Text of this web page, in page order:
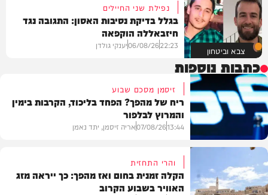
צבא וביטחון
נפילת שני החיילים
בגלל בדיקת נסיבות האסון: התגובה נגד
חיזבאללה הוקפאה
22:23
06/08/26יענקי גולדן
כתבות נוספות
פוליטי
זיסמן מסכם שבוע
ריח של מהפך? הפחד בליכוד, הקרבות בימין
והמרוץ לבלפור
13:44
07/08/26אריה זיסמן, יתד נאמן
והרי התחזית
הקלה זמנית בחום ואז מהפך: כך ייראה מזג
האוויר בשבוע הקרוב